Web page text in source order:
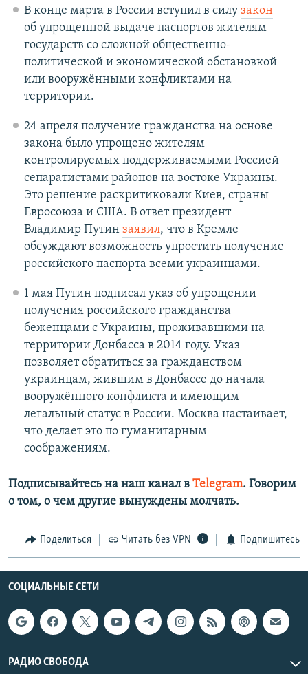
В конце марта в России вступил в силу закон
об упрощенной выдаче паспортов жителям
государств со сложной общественно-
политической и экономической обстановкой
или вооружёнными конфликтами на
территории.
24 апреля получение гражданства на основе
закона было упрощено жителям
контролируемых поддерживаемыми Россией
сепаратистами районов на востоке Украины.
Это решение раскритиковали Киев, страны
Евросоюза и США. В ответ президент
Владимир Путин заявил, что в Кремле
обсуждают возможность упростить получение
российского паспорта всеми украинцами.
1 мая Путин подписал указ об упрощении
получения российского гражданства
беженцами с Украины, проживавшими на
территории Донбасса в 2014 году. Указ
позволяет обратиться за гражданством
украинцам, жившим в Донбассе до начала
вооружённого конфликта и имеющим
легальный статус в России. Москва настаивает,
что делает это по гуманитарным
соображениям.
Подписывайтесь на наш канал в Telegram. Говорим
о том, о чем другие вынуждены молчать.
Поделиться Читать без VPN Подпишитесь
СОЦИАЛЬНЫЕ СЕТИ
РАДИО СВОБОДА